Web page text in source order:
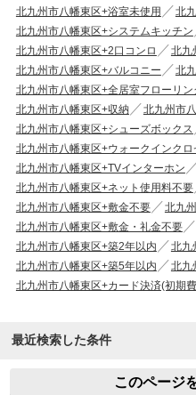
北九州市八幡東区+浴室未使用
北
北九州市八幡東区+システムキッチン
北九州市八幡東区+2口コンロ
北九
北九州市八幡東区+バルコニー
北
北九州市八幡東区+全居室フローリン
北九州市八幡東区+収納
北九州市
北九州市八幡東区+シューズボックス
北九州市八幡東区+ウォークインクロ
北九州市八幡東区+TVインターホン
北九州市八幡東区+ネット使用料不要
北九州市八幡東区+敷金不要
北九
北九州市八幡東区+敷金・礼金不要
北九州市八幡東区+築2年以内
北九
北九州市八幡東区+築5年以内
北九
北九州市八幡東区+カード決済(初期
最近検索した条件
このページ